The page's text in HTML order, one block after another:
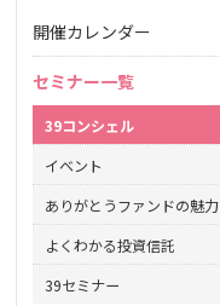
開催カレンダー
セミナー一覧
39コンシェル
イベント
ありがとうファンドの魅力
よくわかる投資信託
39セミナー